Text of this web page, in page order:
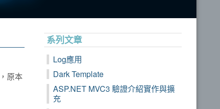
原本
系列文章
Log應用
Dark Template
ASP.NET MVC3 驗證介紹實作與擴
充